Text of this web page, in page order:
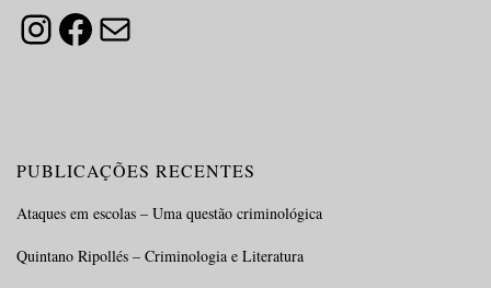
Instagram
Facebook
E-mail
PUBLICAÇÕES RECENTES
Ataques em escolas – Uma questão criminológica
Quintano Ripollés – Criminologia e Literatura